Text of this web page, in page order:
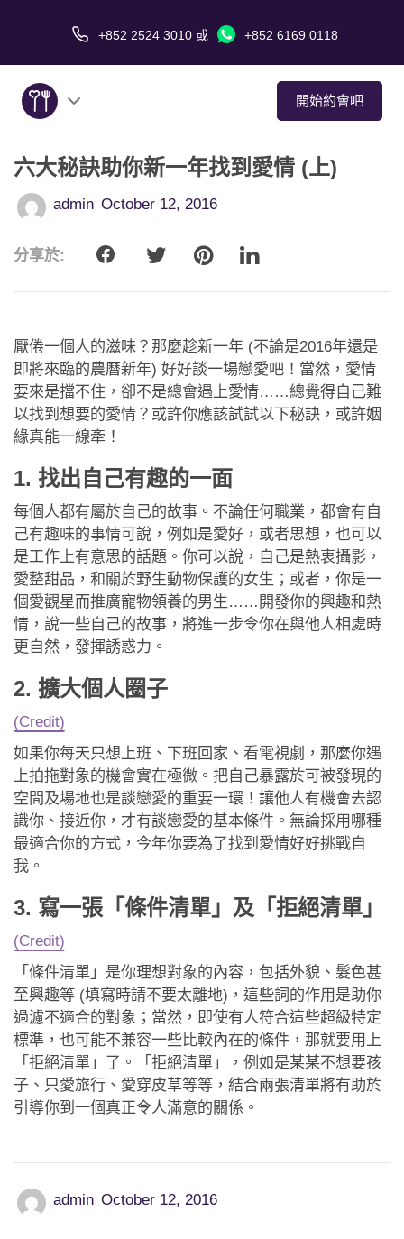
+852 2524 3010 或 +852 6169 0118
開始約會吧
關於我們
服務
愛情故事
約會技巧
應用程式
六大秘訣助你新一年找到愛情 (上)
admin October 12, 2016
分享於:
厭倦一個人的滋味？那麼趁新一年 (不論是2016年還是
即將來臨的農曆新年) 好好談一場戀愛吧！當然，愛情
要來是擋不住，卻不是總會遇上愛情……總覺得自己難
以找到想要的愛情？或許你應該試試以下秘訣，或許姻
緣真能一線牽！
1. 找出自己有趣的一面
每個人都有屬於自己的故事。不論任何職業，都會有自
己有趣味的事情可說，例如是愛好，或者思想，也可以
是工作上有意思的話題。你可以說，自己是熱衷攝影，
愛整甜品，和關於野生動物保護的女生；或者，你是一
個愛觀星而推廣寵物領養的男生……開發你的興趣和熱
情，說一些自己的故事，將進一步令你在與他人相處時
更自然，發揮誘惑力。
2. 擴大個人圈子
(Credit)
如果你每天只想上班、下班回家、看電視劇，那麼你遇
上拍拖對象的機會實在極微。把自己暴露於可被發現的
空間及場地也是談戀愛的重要一環！讓他人有機會去認
識你、接近你，才有談戀愛的基本條件。無論採用哪種
最適合你的方式，今年你要為了找到愛情好好挑戰自
我。
3. 寫一張「條件清單」及「拒絕清單」
(Credit)
「條件清單」是你理想對象的內容，包括外貌、髮色甚
至興趣等 (填寫時請不要太離地)，這些詞的作用是助你
過濾不適合的對象；當然，即使有人符合這些超級特定
標準，也可能不兼容一些比較內在的條件，那就要用上
「拒絕清單」了。「拒絕清單」，例如是某某不想要孩
子、只愛旅行、愛穿皮草等等，結合兩張清單將有助於
引導你到一個真正令人滿意的關係。
admin October 12, 2016